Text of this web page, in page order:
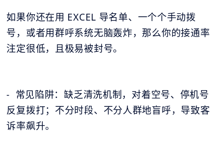
如果你还在用 EXCEL 导名单、一个个手动拨
号，或者用群呼系统无脑轰炸，那么你的接通率
注定很低，且极易被封号。
- 常见陷阱：缺乏清洗机制，对着空号、停机号
反复拨打；不分时段、不分人群地盲呼，导致客
诉率飙升。